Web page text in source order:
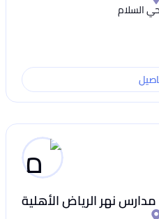
السلام
مدارس نهر الرياض الأهلية